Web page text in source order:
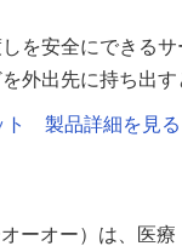
を安全にできる
外出先に持ち出す
ト 製品詳細を見る
ーオー）は、医